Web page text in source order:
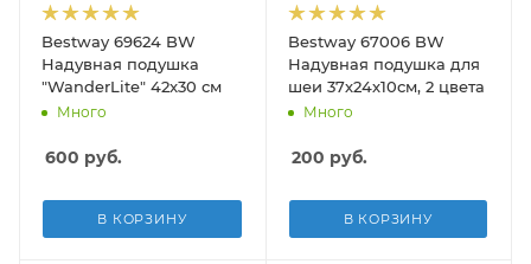
Bestway 69624 BW
Надувная подушка
"WanderLite" 42x30 см
Много
600 руб.
В КОРЗИНУ
Bestway 67006 BW
Надувная подушка для
шеи 37х24х10см, 2 цвета
Много
200 руб.
В КОРЗИНУ